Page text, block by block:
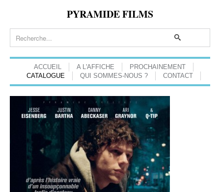
PYRAMIDE FILMS
ACCUEIL A L'AFFICHE
PROCHAINEMENT
CATALOGUE
QUI SOMMES-NOUS ? CONTACT